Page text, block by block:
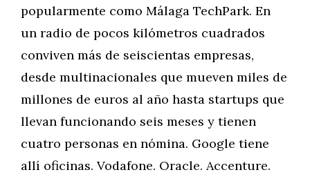
popularmente como Málaga TechPark. En
un radio de pocos kilómetros cuadrados
conviven más de seiscientas empresas,
desde multinacionales que mueven miles de
millones de euros al año hasta startups que
llevan funcionando seis meses y tienen
cuatro personas en nómina. Google tiene
allí oficinas. Vodafone. Oracle. Accenture.